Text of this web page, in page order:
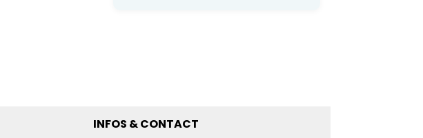
INFOS & CONTACT